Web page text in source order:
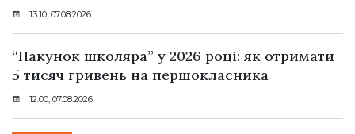
13:10, 07.08.2026
“Пакунок школяра” у 2026 році: як отримати
5 тисяч гривень на першокласника
12:00, 07.08.2026